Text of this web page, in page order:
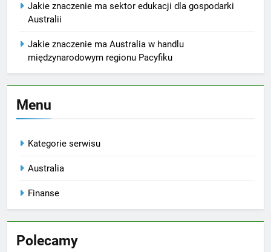
Jakie znaczenie ma sektor edukacji dla gospodarki
Australii
Jakie znaczenie ma Australia w handlu
międzynarodowym regionu Pacyfiku
Menu
Kategorie serwisu
Australia
Finanse
Polecamy